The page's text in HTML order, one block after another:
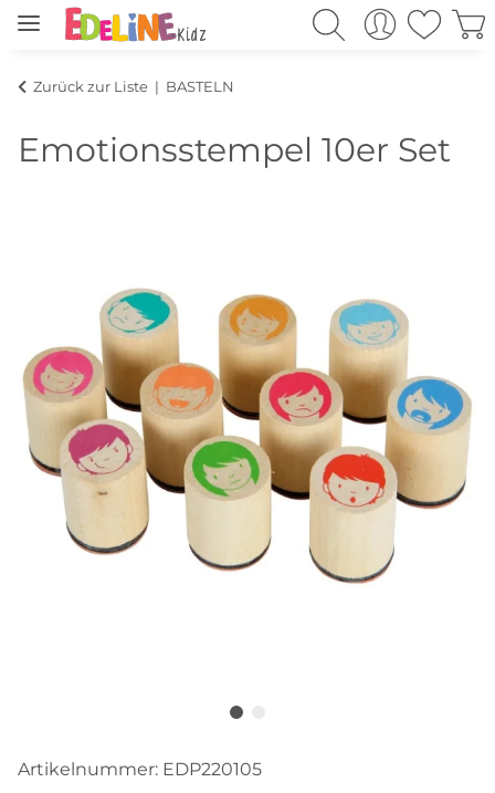
Zurück zur Liste BASTELN
Emotionsstempel 10er Set
Artikelnummer: EDP220105